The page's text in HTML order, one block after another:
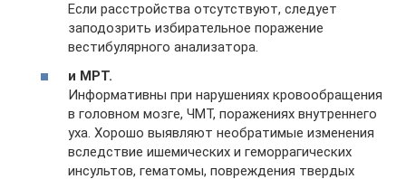
Если расстройства отсутствуют, следует
заподозрить избирательное поражение
вестибулярного анализатора.
и МРТ.
Информативны при нарушениях кровообращения
в головном мозге, ЧМТ, поражениях внутреннего
уха. Хорошо выявляют необратимые изменения
вследствие ишемических и геморрагических
инсультов, гематомы, повреждения твердых